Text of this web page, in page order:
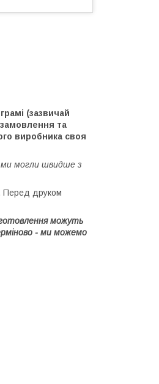
(зазвичай
та
виробника своя
могли швидше з
Перед друком
можуть
- ми можемо